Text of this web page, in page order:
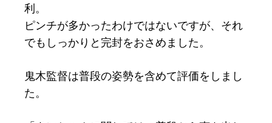
利。
ピンチが多かったわけではないですが、それ
でもしっかりと完封をおさめました。
鬼木監督は普段の姿勢を含めて評価をしまし
た。